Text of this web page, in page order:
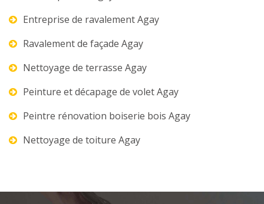
Entreprise de ravalement Agay
Ravalement de façade Agay
Nettoyage de terrasse Agay
Peinture et décapage de volet Agay
Peintre rénovation boiserie bois Agay
Nettoyage de toiture Agay